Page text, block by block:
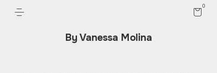
By Vanessa Molina
0